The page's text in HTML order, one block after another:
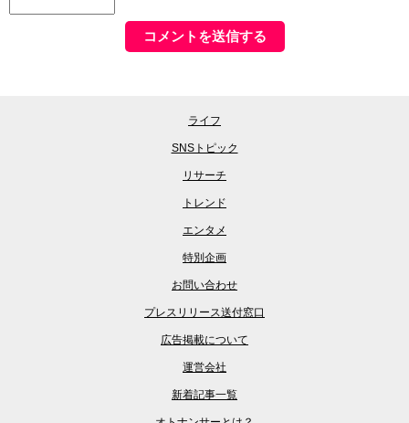
ライフ
SNSトピック
リサーチ
トレンド
エンタメ
特別企画
お問い合わせ
プレスリリース送付窓口
広告掲載について
運営会社
新着記事一覧